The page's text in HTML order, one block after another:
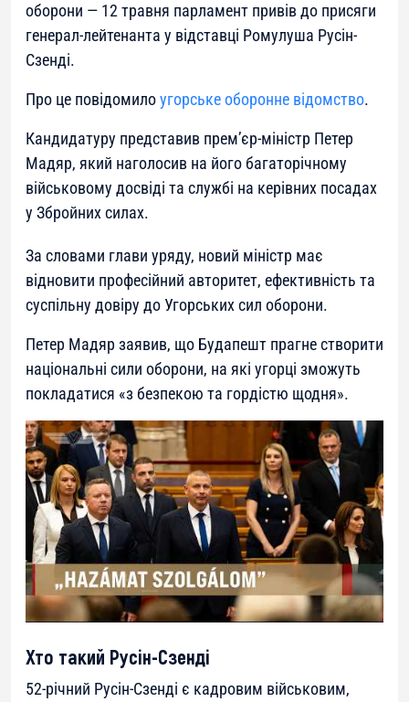
оборони — 12 травня парламент привів до присяги
генерал-лейтенанта у відставці Ромулуша Русін-
Сзенді.
Про це повідомилоугорське оборонне відомство.
Кандидатуру представив прем’єр-міністр Петер
Мадяр, який наголосив на його багаторічному
військовому досвіді та службі на керівних посадах
у Збройних силах.
За словами глави уряду, новий міністр має
відновити професійний авторитет, ефективність та
суспільну довіру до Угорських сил оборони.
Петер Мадяр заявив, що Будапешт прагне створити
національні сили оборони, на які угорці зможуть
покладатися «з безпекою та гордістю щодня».
Хто такий Русін-Сзенді
52-річний Русін-Сзенді є кадровим військовим,